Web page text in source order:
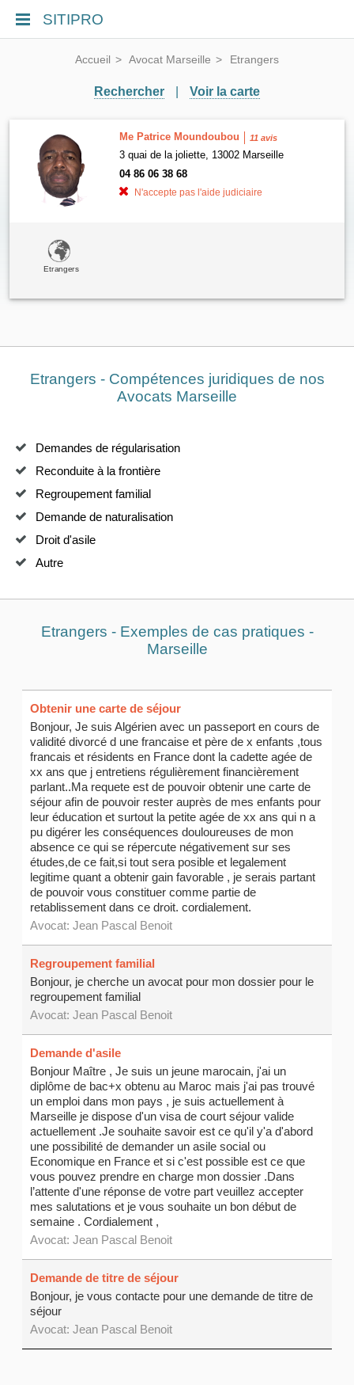
SITIPRO
Accueil Avocat Marseille Etrangers
Rechercher Voir la carte
Me Patrice Moundoubou 11 avis
3 quai de la joliette, 13002 Marseille
04 86 06 38 68
N'accepte pas l'aide judiciaire
Etrangers
Etrangers - Compétences juridiques de nos
Avocats Marseille
Demandes de régularisation
Reconduite à la frontière
Regroupement familial
Demande de naturalisation
Droit d'asile
Autre
Etrangers - Exemples de cas pratiques -
Marseille
Obtenir une carte de séjour
Bonjour, Je suis Algérien avec un passeport en cours de
validité divorcé d une francaise et père de x enfants ,tous
francais et résidents en France dont la cadette agée de
xx ans que j entretiens régulièrement financièrement
parlant..Ma requete est de pouvoir obtenir une carte de
séjour afin de pouvoir rester auprès de mes enfants pour
leur éducation et surtout la petite agée de xx ans qui n a
pu digérer les conséquences douloureuses de mon
absence ce qui se répercute négativement sur ses
études,de ce fait,si tout sera posible et legalement
legitime quant a obtenir gain favorable , je serais partant
de pouvoir vous constituer comme partie de
retablissement dans ce droit. cordialement.
Avocat:Jean Pascal Benoit
Regroupement familial
Bonjour, je cherche un avocat pour mon dossier pour le
regroupement familial
Avocat:Jean Pascal Benoit
Demande d'asile
Bonjour Maître , Je suis un jeune marocain, j'ai un
diplôme de bac+x obtenu au Maroc mais j'ai pas trouvé
un emploi dans mon pays , je suis actuellement à
Marseille je dispose d'un visa de court séjour valide
actuellement .Je souhaite savoir est ce qu'il y'a d'abord
une possibilité de demander un asile social ou
Economique en France et si c'est possible est ce que
vous pouvez prendre en charge mon dossier .Dans
l’attente d'une réponse de votre part veuillez accepter
mes salutations et je vous souhaite un bon début de
semaine . Cordialement ,
Avocat:Jean Pascal Benoit
Demande de titre de séjour
Bonjour, je vous contacte pour une demande de titre de
séjour
Avocat:Jean Pascal Benoit